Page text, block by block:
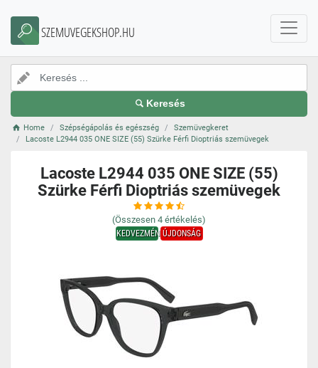
SZEMUVEGEKSHOP.HU
Keresés
Home Szépségápolás és egészség
Szemüvegkeret
Lacoste L2944 035 ONE SIZE (55) Szürke Férfi Dioptriás szemüvegek
Lacoste L2944 035 ONE SIZE (55)
Szürke Férfi Dioptriás szemüvegek
(Összesen 4 értékelés)
KEDVEZMÉNYÚJDONSÁG